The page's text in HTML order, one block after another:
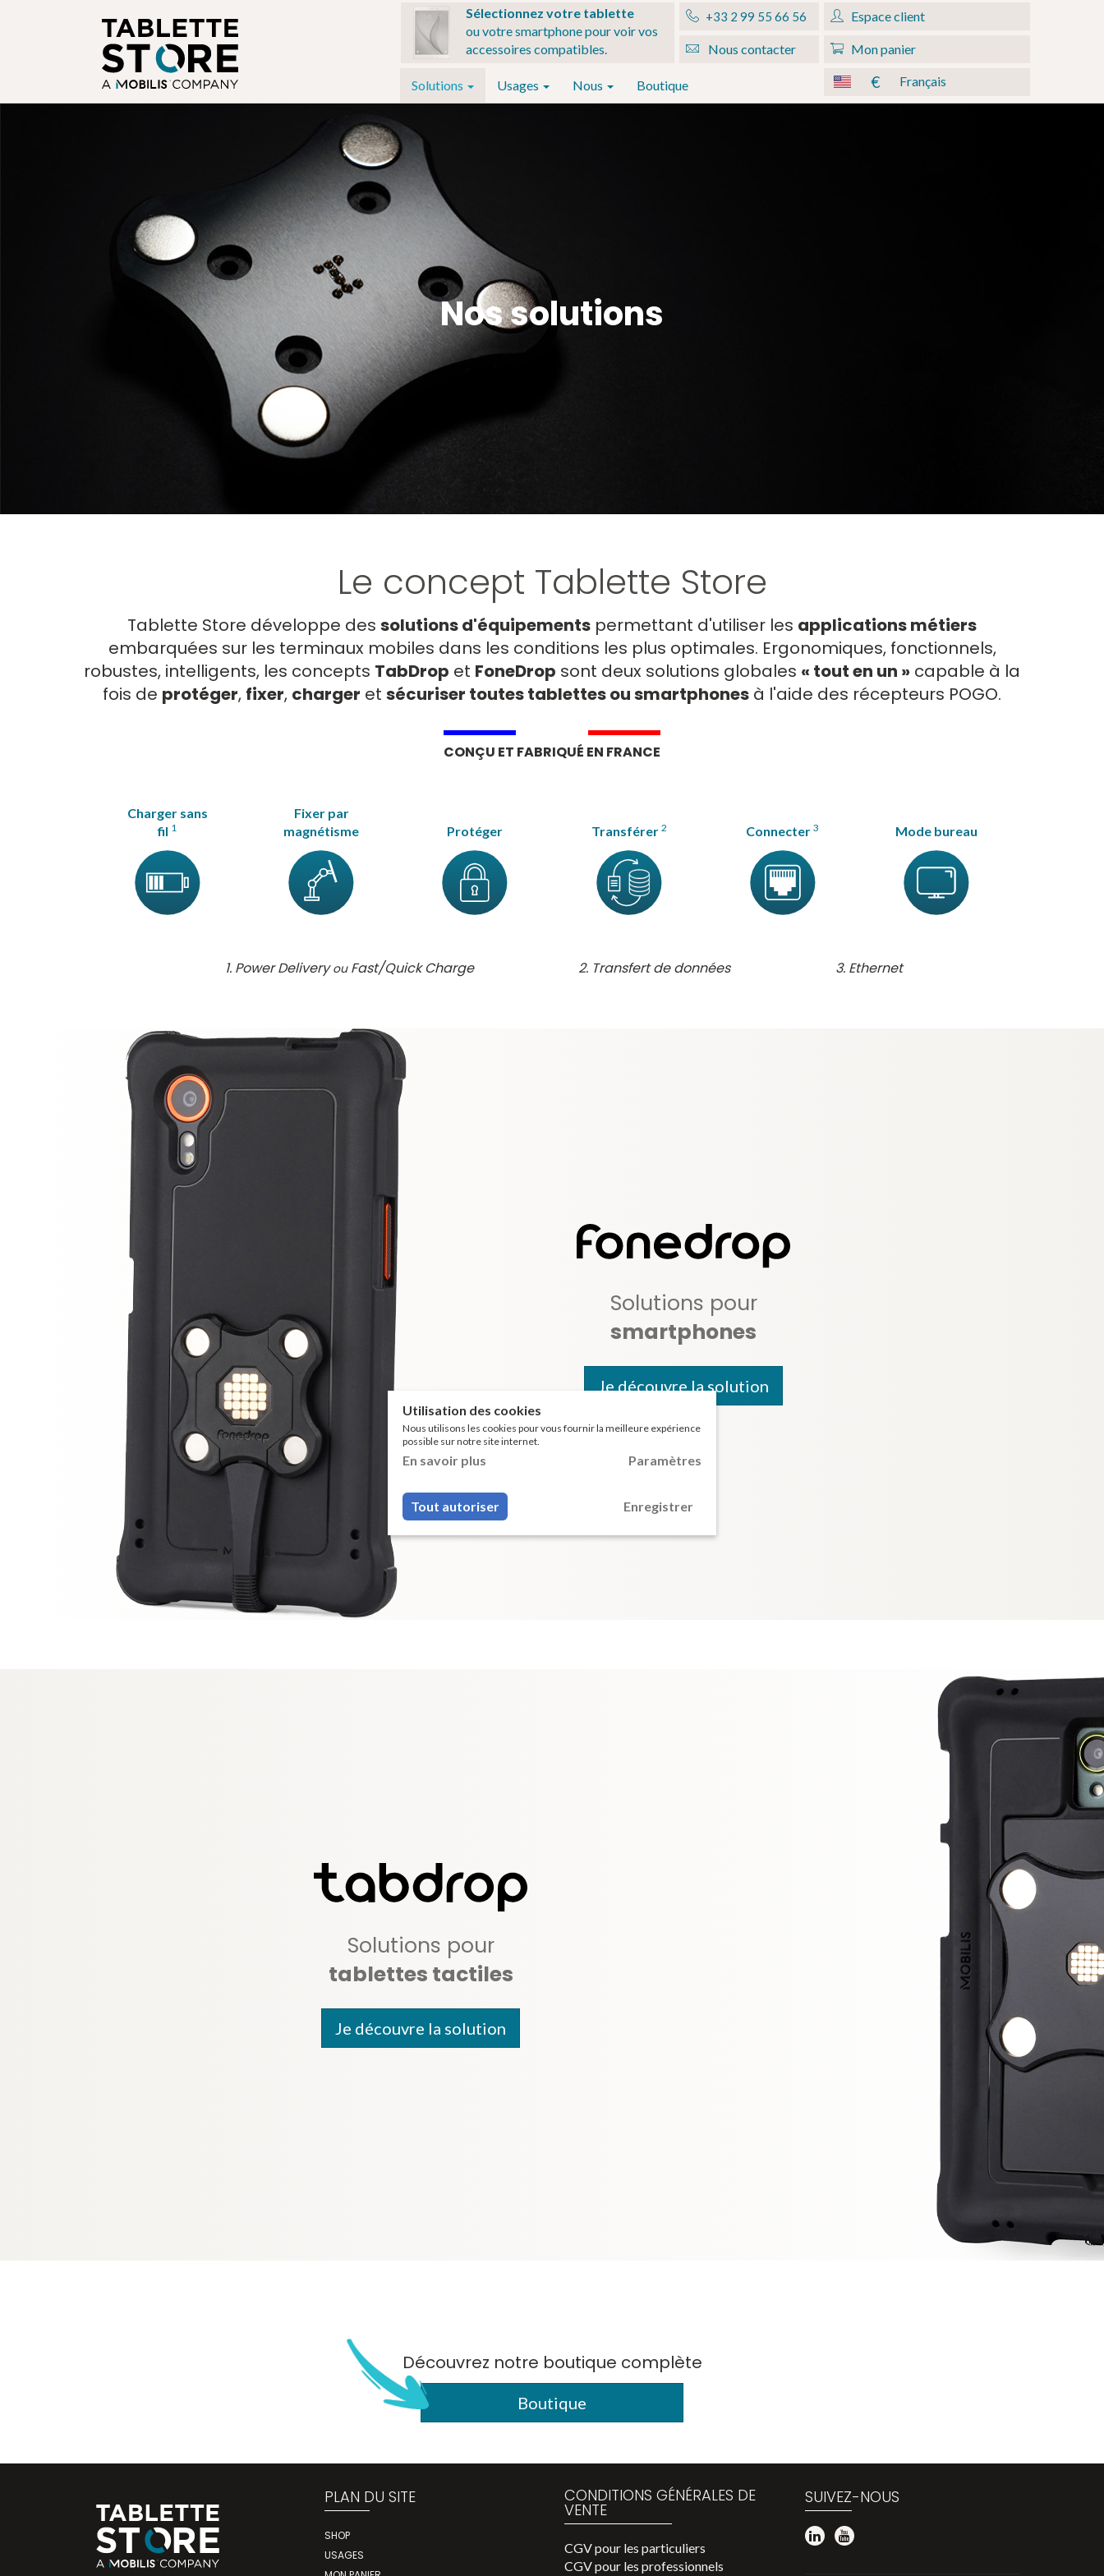
Sélectionnez votre tablette
ou votre smartphone pour voir vos
accessoires compatibles.
+33 2 99 55 66 56
Nous contacter
Espace client
Mon panier
€ Français
Solutions Usages Nous Boutique
Nos solutions
Le concept Tablette Store
Tablette Store développe des solutions d'équipements permettant d'utiliser les applications métiers
embarquées sur les terminaux mobiles dans les conditions les plus optimales. Ergonomiques, fonctionnels,
robustes, intelligents, les concepts TabDrop et FoneDrop sont deux solutions globales « tout en un » capable à la
fois de protéger, fixer, charger et sécuriser toutes tablettes ou smartphones à l'aide des récepteurs POGO.
CONÇU ET FABRIQUÉ EN FRANCE
Charger sans
fil 1
Fixer par
magnétisme
Protéger Transférer 2 Connecter 3 Mode bureau
Power DeliveryouFast/Quick Charge Transfert de données Ethernet
Solutions pour
smartphones
Je découvre la solution
Solutions pour
tablettes tactiles
Je découvre la solution
Découvrez notre boutique complète
Boutique
PLAN DU SITE
SHOP
USAGES
CONDITIONS GÉNÉRALES DE
VENTE
CGV pour les particuliers
CGV pour les professionnels
SUIVEZ-NOUS
Utilisation des cookies
Nous utilisons les cookies pour vous fournir la meilleure expérience
possible sur notre site internet.
En savoir plus Paramètres
Tout autoriser Enregistrer